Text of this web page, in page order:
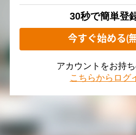
30秒で簡単登
今すぐ始める(
アカウントをお持
こちらからログ